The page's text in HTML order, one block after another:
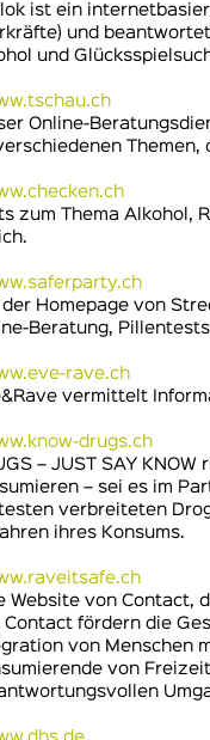
ist ein
und
und
Online-
Themen,
zum Thema Alkohol,
Homepage von
Beratung,
rave.ch
vermittelt
drugs.ch
– JUST SAY
– sei es im
verbreiteten
ihres Konsums.
Website von Contact,
Contact fördern die
von Menschen
von